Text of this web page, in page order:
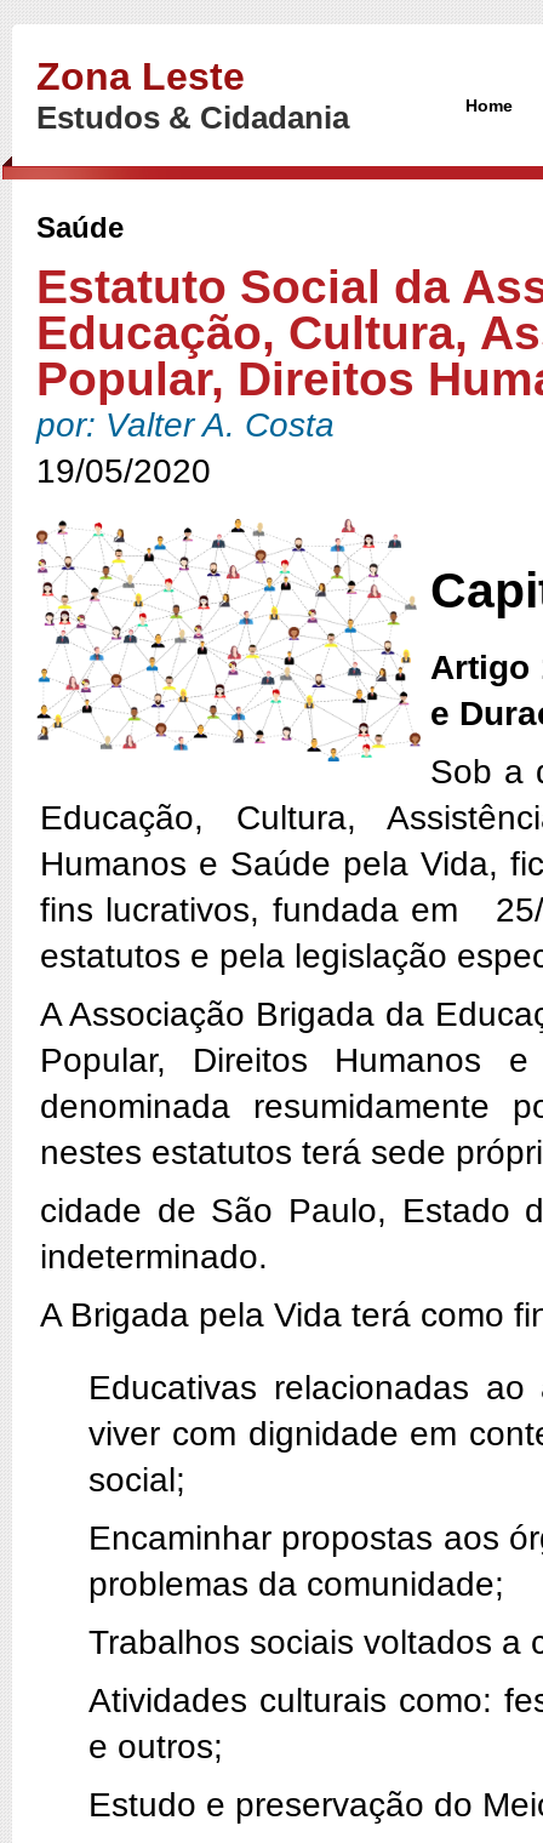
Zona Leste
Estudos & Cidadania Home
Saúde
Estatuto Social da
Educação, Cultura,
Popular, Direitos
por: Valter A. Costa
19/05/2020
Artigo
e
Sob a
Educação, Cultura,
Humanos e Saúde pela Vida,
fins lucrativos, fundada em
estatutos e pela legislação
A Associação Brigada da
Popular, Direitos Humanos
denominada resumidamente
nestes estatutos terá sede
cidade de São Paulo, Estado
indeterminado.
A Brigada pela Vida terá como
Educativas relacionadas
viver com dignidade em
social;
Encaminhar propostas aos
problemas da comunidade;
Trabalhos sociais voltados a
Atividades culturais como:
e outros;
Estudo e preservação do